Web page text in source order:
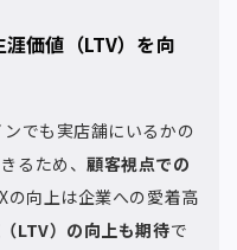
価値（LTV）を向
でも実店舗にいるかの
るため、顧客視点での
の向上は企業への愛着高
LTV）の向上も期待で